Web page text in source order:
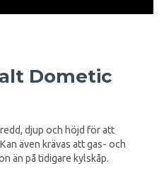
Dometic
djup och höjd för att
även krävas att gas- och
än på tidigare kylskåp.